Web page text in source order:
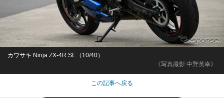
《写真撮影 中野英幸》
カワサキ Ninja ZX-4R SE（10/40）
この記事へ戻る